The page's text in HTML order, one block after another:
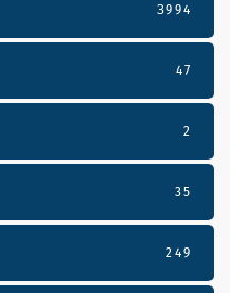
3994
47
2
35
249